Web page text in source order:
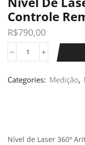
Controle
R$790,00
Categories: Medição,
Nível de Laser 360º